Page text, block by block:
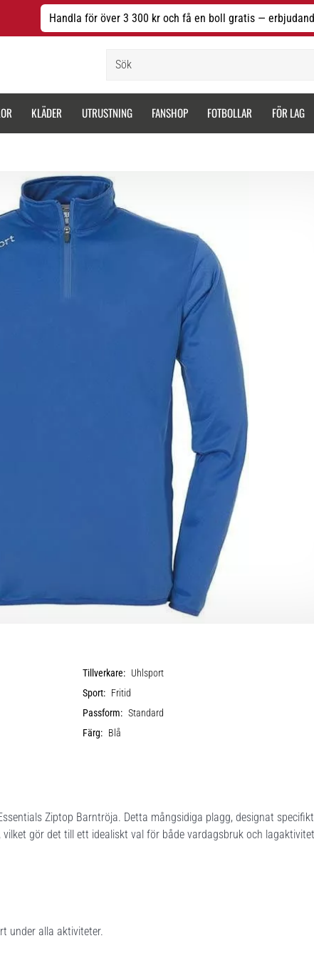
Handla för över 3 300 kr och få en boll gratis —
KLÄDER UTRUSTNING FANSHOP FOTBOLLAR FÖR LAG
Tillverkare: Uhlsport
Sport: Fritid
Passform: Standard
Färg: Blå
Ziptop Barntröja. Detta mångsidiga plagg, designat
gör det till ett idealiskt val för både vardagsbruk och
under alla aktiviteter.